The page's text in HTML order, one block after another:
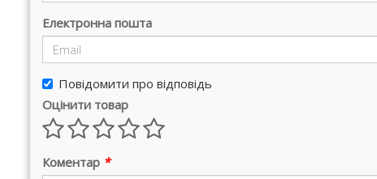
Електронна пошта
Повідомити про відповідь
Оцінити товар
Коментар *